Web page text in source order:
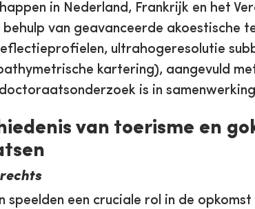
in Nederland, Frankrijk en het
van geavanceerde akoestische
ultrahogeresolutie
kartering), aangevuld
is in
van toerisme en
speelden een cruciale rol in de